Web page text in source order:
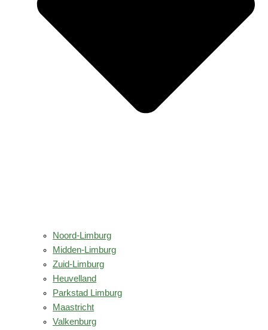
Noord-Limburg
Midden-Limburg
Zuid-Limburg
Heuvelland
Parkstad Limburg
Maastricht
Valkenburg